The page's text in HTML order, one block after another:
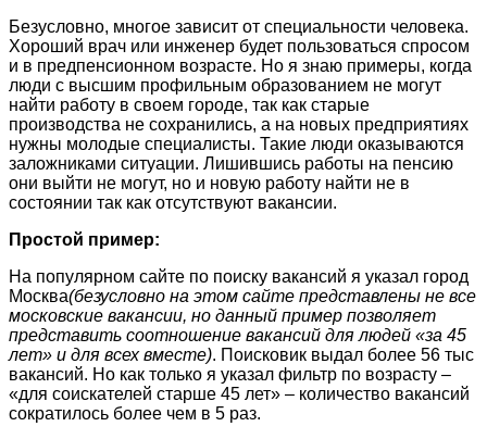
Безусловно, многое зависит от специальности человека.
Хороший врач или инженер будет пользоваться спросом
и в предпенсионном возрасте. Но я знаю примеры, когда
люди с высшим профильным образованием не могут
найти работу в своем городе, так как старые
производства не сохранились, а на новых предприятиях
нужны молодые специалисты. Такие люди оказываются
заложниками ситуации. Лишившись работы на пенсию
они выйти не могут, но и новую работу найти не в
состоянии так как отсутствуют вакансии.
Простой пример:
На популярном сайте по поиску вакансий я указал город
Москва(безусловно на этом сайте представлены не все
московские вакансии, но данный пример позволяет
представить соотношение вакансий для людей «за 45
лет» и для всех вместе). Поисковик выдал более 56 тыс
вакансий. Но как только я указал фильтр по возрасту –
«для соискателей старше 45 лет» – количество вакансий
сократилось более чем в 5 раз.